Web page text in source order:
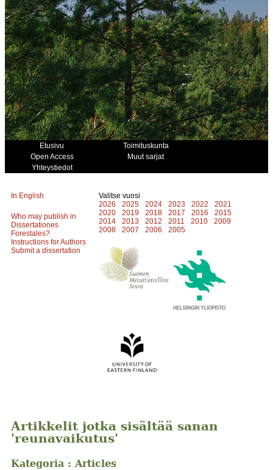
Etusivu
Toimituskunta
Open Access
Muut sarjat
Yhteystiedot
In English
Who may publish in
Dissertationes
Forestales?
Instructions for Authors
Submit a dissertation
Valitse vuosi
2026
2025 2024 2023 2022
2021
2020
2019 2018 2017 2016
2015
2014
2013 2012 2011 2010
2009
2008
2007 2006 2005
Artikkelit jotka sisältää sanan
'reunavaikutus'
Kategoria : Articles